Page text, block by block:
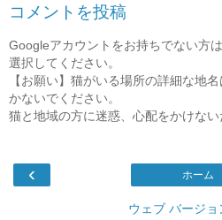
コメントを投稿
Googleアカウントをお持ちでない方
選択してください。
【お願い】猫がいる場所の詳細な地
かないでください。
猫と地域の方に迷惑、心配をかけない
‹ ホーム
ウェブ バージョ